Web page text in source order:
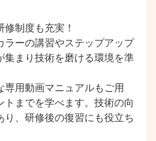
制度も充実！
ラーの講習やステップアップ
集まり技術を磨ける環境を準
専用動画マニュアルもご用
までを学べます。技術の向
り、研修後の復習にも役立ち